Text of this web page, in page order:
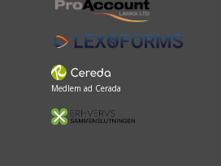
Medlem ad Cerada